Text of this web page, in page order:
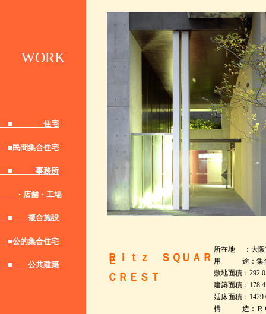
WORK
■ 住宅
■民間集合住宅
■ 事務所
・店舗・工場
■ 複合施設
■公的集合住宅
■ 公共建築
Ｒｉｔｚ ＳＱＵＡＲ
Ｅ
ＣＲＥＳＴ
所在地 ：大阪
用 途：集
敷地面積：
建築面積：
延床面積：
構 造：ＲＣ